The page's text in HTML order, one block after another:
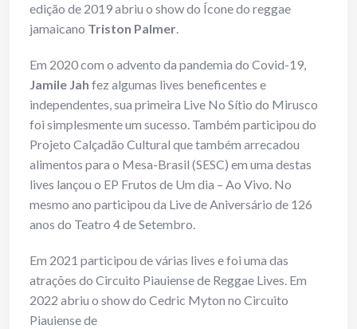
edição de 2019 abriu o show do Ícone do reggae
jamaicano Triston Palmer.
Em 2020 com o advento da pandemia do Covid-19,
Jamile Jah fez algumas lives beneficentes e
independentes, sua primeira Live No Sítio do Mirusco
foi simplesmente um sucesso. Também participou do
Projeto Calçadão Cultural que também arrecadou
alimentos para o Mesa-Brasil (SESC) em uma destas
lives lançou o EP Frutos de Um dia – Ao Vivo. No
mesmo ano participou da Live de Aniversário de 126
anos do Teatro 4 de Setembro.
Em 2021 participou de várias lives e foi uma das
atrações do Circuito Piauiense de Reggae Lives. Em
2022 abriu o show do Cedric Myton no Circuito
Piauiense de